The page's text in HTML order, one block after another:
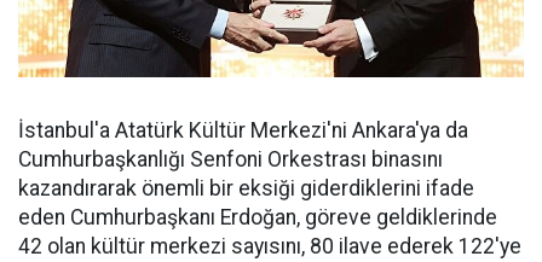
İstanbul'a Atatürk Kültür Merkezi'ni Ankara'ya da
Cumhurbaşkanlığı Senfoni Orkestrası binasını
kazandırarak önemli bir eksiği giderdiklerini ifade
eden Cumhurbaşkanı Erdoğan, göreve geldiklerinde
42 olan kültür merkezi sayısını, 80 ilave ederek 122'ye